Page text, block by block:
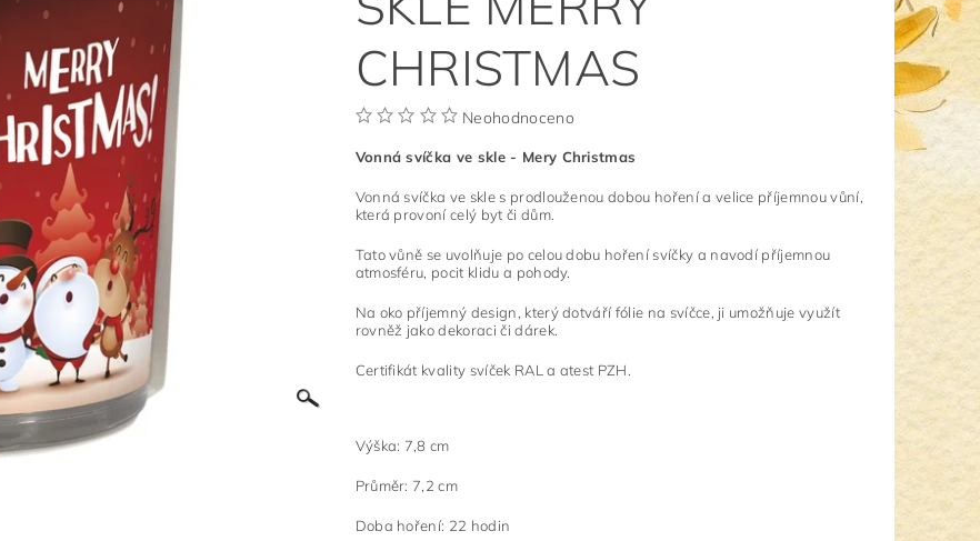
CHRISTMAS
Neohodnoceno
Vonná svíčka ve skle - Mery Christmas
Vonná svíčka ve skle s prodlouženou dobou hoření a velice příjemnou vůní,
která provoní celý byt či dům.
Tato vůně se uvolňuje po celou dobu hoření svíčky a navodí příjemnou
atmosféru, pocit klidu a pohody.
Na oko příjemný design, který dotváří fólie na svíčce, ji umožňuje využít
rovněž jako dekoraci či dárek.
Certifikát kvality svíček RAL a atest PZH.
Výška: 7,8 cm
Průměr: 7,2 cm
Doba hoření: 22 hodin